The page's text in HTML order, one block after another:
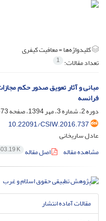
کلیدواژه‌ها =معافیت کیفری
تعداد مقالات: 1
مبانی و آثار تعویق صدور حکم
فرانسه
دوره 2، شماره 3، مهر 1394، صفحه
73-100
10.22091/CSIW.2016.737
عادل ساریخانی
مشاهده مقاله
اصل مقاله K
مقالات آماده انتشار